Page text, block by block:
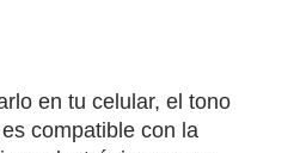
en tu celular, el tono
compatible con la